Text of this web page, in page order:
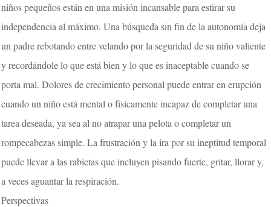
niños pequeños están en una misión incansable para estirar su
independencia al máximo. Una búsqueda sin fin de la autonomía deja
un padre rebotando entre velando por la seguridad de su niño valiente
y recordándole lo que está bien y lo que es inaceptable cuando se
porta mal. Dolores de crecimiento personal puede entrar en erupción
cuando un niño está mental o físicamente incapaz de completar una
tarea deseada, ya sea al no atrapar una pelota o completar un
rompecabezas simple. La frustración y la ira por su ineptitud temporal
puede llevar a las rabietas que incluyen pisando fuerte, gritar, llorar y,
a veces aguantar la respiración.
Perspectivas